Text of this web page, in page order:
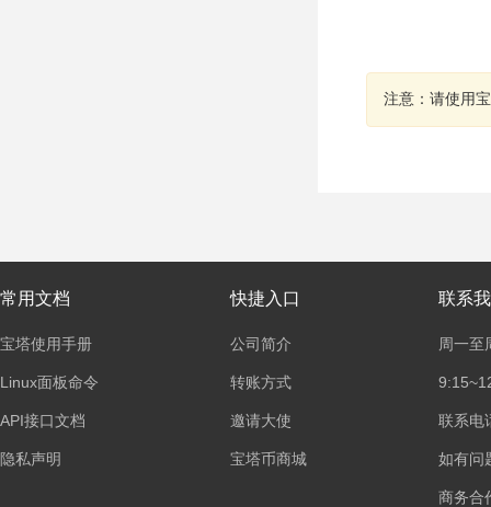
注意：请使用
常用文档
宝塔使用手册
Linux面板命令
API接口文档
隐私声明
快捷入口
公司简介
转账方式
邀请大使
宝塔币商城
联系
周一至
联系电
如有问
商务合